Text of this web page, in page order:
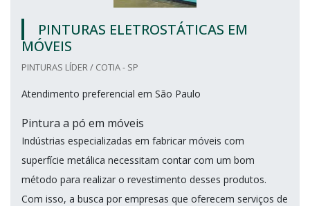
PINTURAS ELETROSTÁTICAS EM
MÓVEIS
PINTURAS LÍDER / COTIA - SP
Atendimento preferencial em São Paulo
Pintura a pó em móveis
Indústrias especializadas em fabricar móveis com
superfície metálica necessitam contar com um bom
método para realizar o revestimento desses produtos.
Com isso, a busca por empresas que oferecem serviços de